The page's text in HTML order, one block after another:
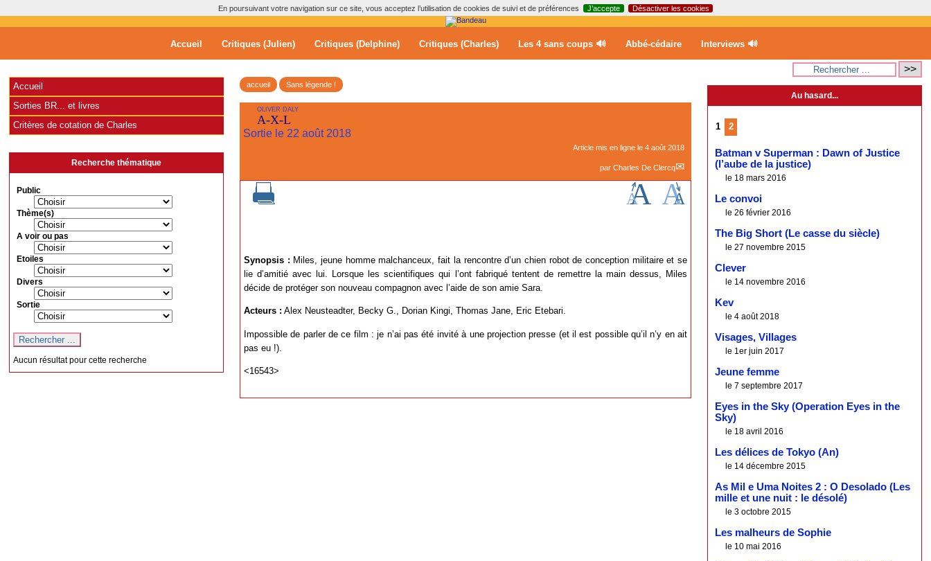
En poursuivant votre navigation sur ce site, vous acceptez l’utilisation de cookies de suivi et de préférences J’accepte Désactiver les cookies
Accueil Critiques (Julien) Critiques (Delphine) Critiques (Charles) Les 4 sans coups 🔊 Abbé-cédaire Interviews 🔊
accueil Sans légende !
OLIVER DALY
A-X-L
Sortie le 22 août 2018
Article mis en ligne le 4 août 2018
par Charles De Clercq
Synopsis : Miles, jeune homme malchanceux, fait la rencontre d’un chien robot de conception militaire et se
lie d’amitié avec lui. Lorsque les scientifiques qui l’ont fabriqué tentent de remettre la main dessus, Miles
décide de protéger son nouveau compagnon avec l’aide de son amie Sara.
Acteurs : Alex Neusteadter, Becky G., Dorian Kingi, Thomas Jane, Eric Etebari.
Impossible de parler de ce film : je n’ai pas été invité à une projection presse (et il est possible qu’il n’y en ait
pas eu !).
<16543>
Accueil
Sorties BR... et livres
Critères de cotation de Charles
Recherche thématique
Public
Thème(s)
A voir ou pas
Etoiles
Divers
Sortie
Aucun résultat pour cette recherche
Au hasard...
1 2
Batman v Superman : Dawn of Justice
(l’aube de la justice)
le 18 mars 2016
Le convoi
le 26 février 2016
The Big Short (Le casse du siècle)
le 27 novembre 2015
Clever
le 14 novembre 2016
Kev
le 4 août 2018
Visages, Villages
le 1er juin 2017
Jeune femme
le 7 septembre 2017
Eyes in the Sky (Operation Eyes in the
Sky)
le 18 avril 2016
Les délices de Tokyo (An)
le 14 décembre 2015
As Mil e Uma Noites 2 : O Desolado (Les
mille et une nuit : le désolé)
le 3 octobre 2015
Les malheurs de Sophie
le 10 mai 2016